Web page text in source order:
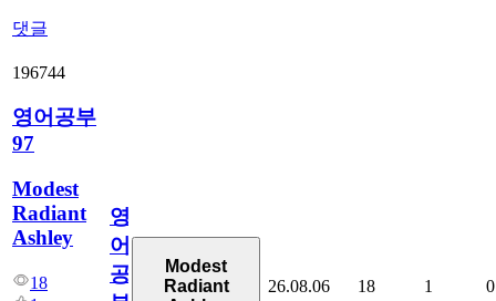
댓글
196744
영어공부
97
Modest
Radiant
Ashley
18
영
어
공
Modest
Radiant
26.08.06 18 1 0